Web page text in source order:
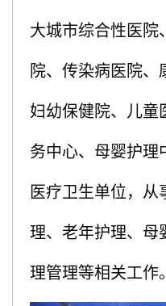
大城市综合性医院
院、传染病医院、
妇幼保健院、儿童
务中心、母婴护理
医疗卫生单位，从
理、老年护理、母
理管理等相关工作。